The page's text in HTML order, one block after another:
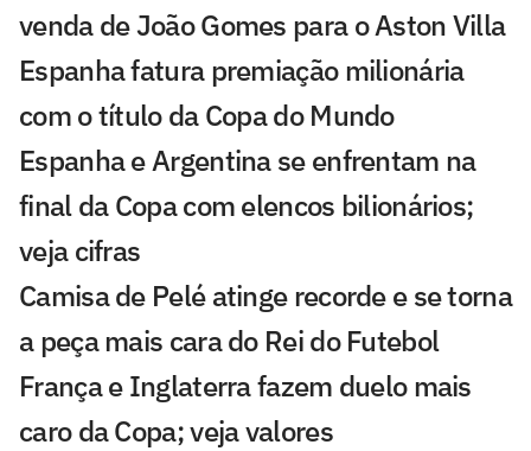
venda de João Gomes para o Aston Villa
Espanha fatura premiação milionária
com o título da Copa do Mundo
Espanha e Argentina se enfrentam na
final da Copa com elencos bilionários;
veja cifras
Camisa de Pelé atinge recorde e se torna
a peça mais cara do Rei do Futebol
França e Inglaterra fazem duelo mais
caro da Copa; veja valores